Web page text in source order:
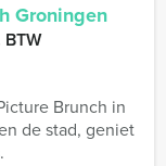
Groningen
BTW
Brunch in
de stad, geniet